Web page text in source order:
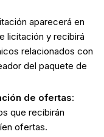
aparecerá en
licitación y recibirá
relacionados con
del paquete de
de ofertas:
que recibirán
ofertas.